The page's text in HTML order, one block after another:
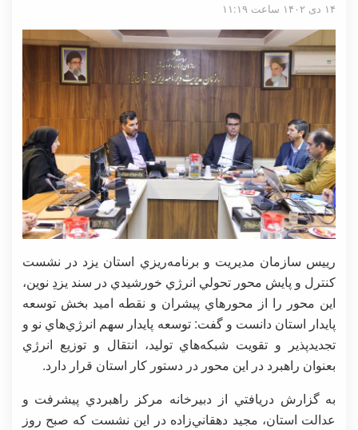
۱۴ دی ۱۴۰۲ ساعت ۱۱:۱۹
رييس سازمان مديريت و برنامه‌ريزي استان يزد در نشست
كنترل و پايش محور تحولي انرژي خورشيدي در سند يزدِ نوين،
اين محور را از محورهاي پيشران و نقطه اميد بخش توسعه
پايدار استان دانست و گفت: توسعه پايدار سهم انرژي‌هاي نو و
تجديدپذير و تقويت شبكه‌هاي توليد، انتقال و توزيع انرژي
بعنوان راهبرد در اين محور در دستور كار استان قرار دارد.
به گزارش دريافتي از دبيرخانه مركز راهبردي پيشرفت و
عدالت استان، مجيد دهقاني‌زاده در اين نشست كه صبح روز